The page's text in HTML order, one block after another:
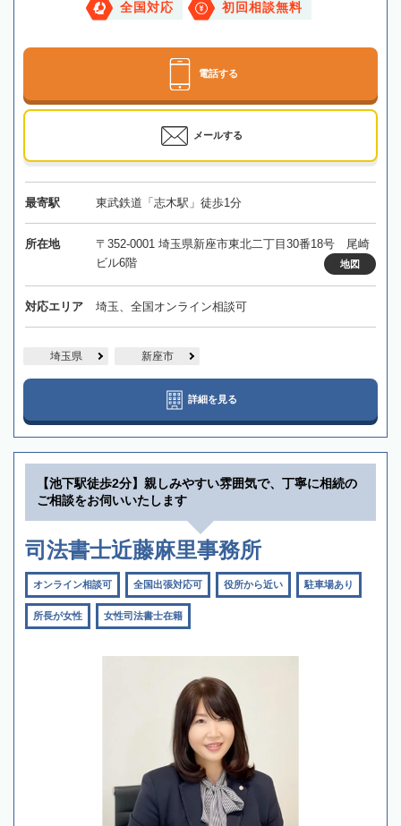
全国対応 初回相談無料
電話する
メールする
最寄駅 東武鉄道「志木駅」徒歩1分
所在地
〒352-0001 埼玉県新座市東北二丁目30番18号 尾崎
ビル6階
地図
対応エリア 埼玉、全国オンライン相談可
埼玉県 新座市
詳細を見る
【池下駅徒歩2分】親しみやすい雰囲気で、丁寧に相続の
ご相談をお伺いいたします
司法書士近藤麻里事務所
オンライン相談可 全国出張対応可 役所から近い 駐車場あり
所長が女性 女性司法書士在籍